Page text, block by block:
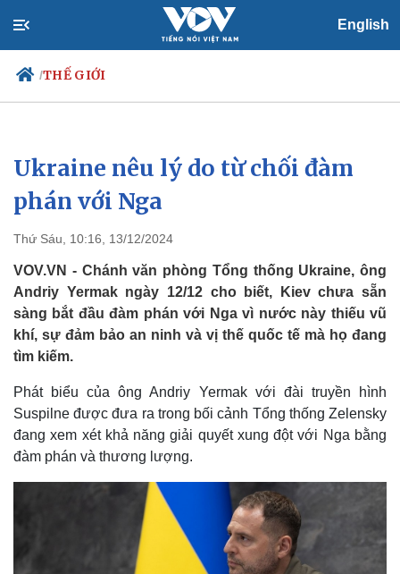
English
/THẾ GIỚI
Chính trị
Đảng
Tổ chức nhân sự
Nhận diện sự thật
Xã hội
Việc làm
Biển đảo
Ukraine nêu lý do từ chối đàm
phán với Nga
Thứ Sáu, 10:16, 13/12/2024
VOV.VN - Chánh văn phòng Tổng thống Ukraine, ông
Andriy Yermak ngày 12/12 cho biết, Kiev chưa sẵn
sàng bắt đầu đàm phán với Nga vì nước này thiếu vũ
khí, sự đảm bảo an ninh và vị thế quốc tế mà họ đang
tìm kiếm.
Phát biểu của ông Andriy Yermak với đài truyền hình
Suspilne được đưa ra trong bối cảnh Tổng thống Zelensky
đang xem xét khả năng giải quyết xung đột với Nga bằng
đàm phán và thương lượng.